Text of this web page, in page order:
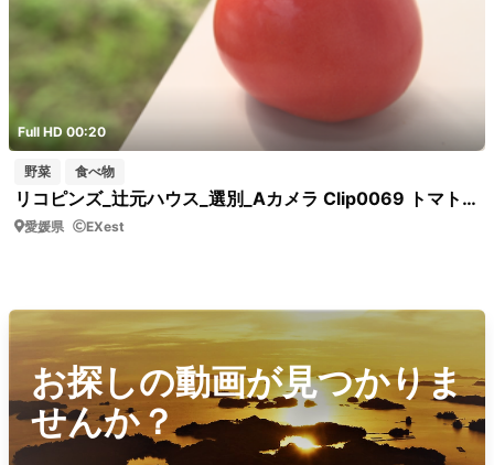
Full HD 00:20
野菜 食べ物
リコピンズ_辻元ハウス_選別_Aカメラ Clip0069 トマトアップ
愛媛県 EXest
お探しの動画が見つかりま
せんか？